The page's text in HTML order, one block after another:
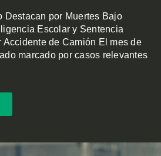
Destacan por Muertes Bajo
Escolar y Sentencia
Accidente de Camión El mes de
marcado por casos relevantes